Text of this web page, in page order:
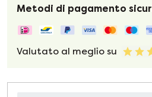
Metodi di pagamento
Valutato al meglio su